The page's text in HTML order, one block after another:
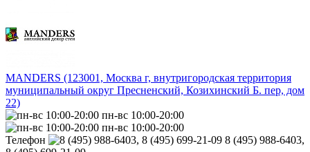
MANDERS (123001, Москва г, внутригородская территория
муниципальный округ Пресненский, Козихинский Б. пер, дом
22)
пн-вс 10:00-20:00
пн-вс 10:00-20:00
Телефон
8 (495) 988-6403,